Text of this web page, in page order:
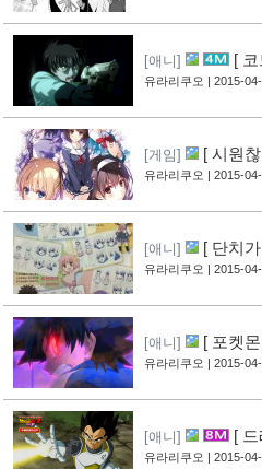
[애니]
[
장 다이제스트
유라리쿠오 | 2015-
[게임]
[ 시원
blessing flowers
유라리쿠오 | 2015-
[애니]
[ 단치
성우진 공개 [27]
유라리쿠오 | 2015-
[애니]
[ 포켓
신 후파 PV 영
유라리쿠오 | 2015-
[애니]
[
스토리 영상 공
유라리쿠오 | 2015-